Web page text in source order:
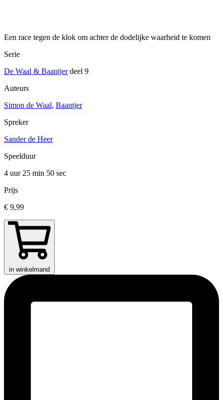
Een race tegen de klok om achter de dodelijke waarheid te komen
Serie
De Waal & Baantjerdeel 9
Auteurs
Simon de Waal, Baantjer
Spreker
Sander de Heer
Speelduur
4 uur 25 min 50 sec
Prijs
€ 9,99
in winkelmand